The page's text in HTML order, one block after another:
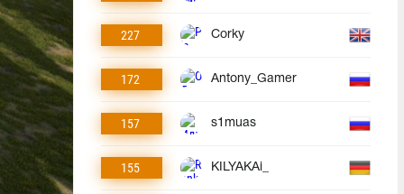
227 Corky
172 Antony_Gamer
157 s1muas
155 KILYAKAi_